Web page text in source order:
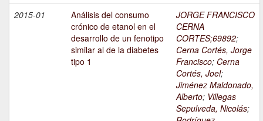
2015-01
Análisis del consumo
crónico de etanol en el
desarrollo de un fenotipo
similar al de la diabetes
tipo 1
JORGE FRANCISCO
CERNA
CORTES;69892;
Cerna Cortés, Jorge
Francisco; Cerna
Cortés, Joel;
Jiménez Maldonado,
Alberto; Villegas
Sepulveda, Nicolás;